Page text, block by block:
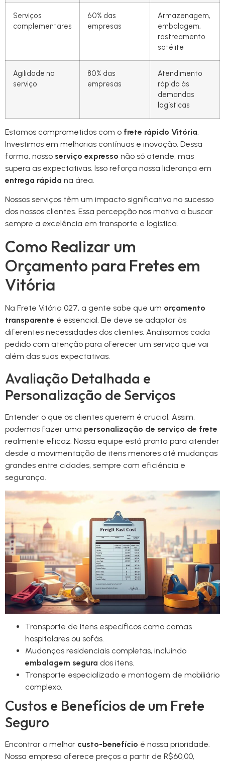
Serviços
complementares
60% das
empresas
Armazenagem,
embalagem,
rastreamento
satélite
Agilidade no
serviço
80% das
empresas
Atendimento
rápido às
demandas
logísticas
Estamos comprometidos com o frete rápido Vitória
Investimos em melhorias contínuas e inovação. Dessa
forma, nosso serviço expresso não só atende, mas
supera as expectativas. Isso reforça nossa liderança em
entrega rápida na área.
Nossos serviços têm um impacto significativo no sucesso
dos nossos clientes. Essa percepção nos motiva a buscar
sempre a excelência em transporte e logística.
Como Realizar um
Orçamento para Fretes em
Vitória
Na Frete Vitória 027, a gente sabe que um orçamento
transparente é essencial. Ele deve se adaptar às
diferentes necessidades dos clientes. Analisamos cada
pedido com atenção para oferecer um serviço que vai
além das suas expectativas.
Avaliação Detalhada e
Personalização de Serviços
Entender o que os clientes querem é crucial. Assim,
podemos fazer uma personalização de serviço de frete
realmente eficaz. Nossa equipe está pronta para atender
desde a movimentação de itens menores até mudanças
grandes entre cidades, sempre com eficiência e
segurança.
Transporte de itens específicos como camas
hospitalares ou sofás.
Mudanças residenciais completas, incluindo
embalagem segura dos itens.
Transporte especializado e montagem de mobiliário
complexo.
Custos e Benefícios de um Frete
Seguro
Encontrar o melhor custo-benefício é nossa prioridade.
Nossa empresa oferece preços a partir de R$60,00,